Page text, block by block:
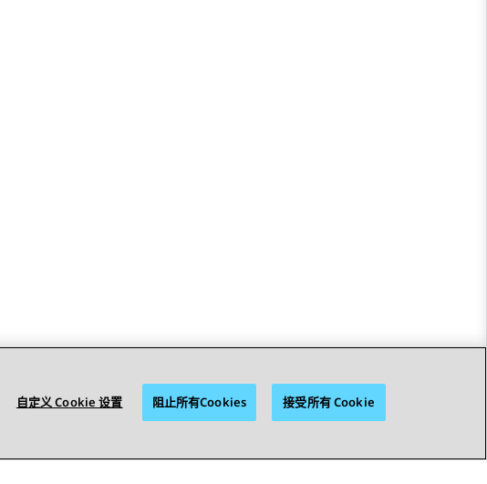
STAY CONNECTED
自定义 Cookie 设置 阻止所有Cookies 接受所有 Cookie